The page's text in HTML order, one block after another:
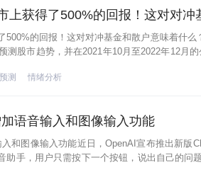
上获得了500%的回报！这对对冲
500%的回报！这对对冲基金和散户意味着什
测股市趋势，并在2021年10月至2022年12月
测 情绪分析
语音输入和图像输入功能
和图像输入功能近日，OpenAI宣布推出新版
助手，用户只需按下一个按钮，说出自己的问